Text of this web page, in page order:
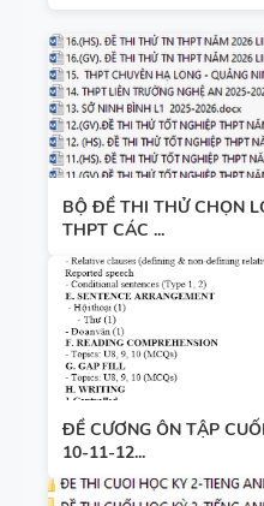
BỘ ĐỀ THI THỬ CHỌN
THPT CÁC ...
ĐỀ CƯƠNG ÔN TẬP
10-11-12...